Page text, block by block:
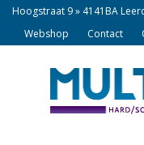
Hoogstraat 9 » 4141BA
Webshop
Contact